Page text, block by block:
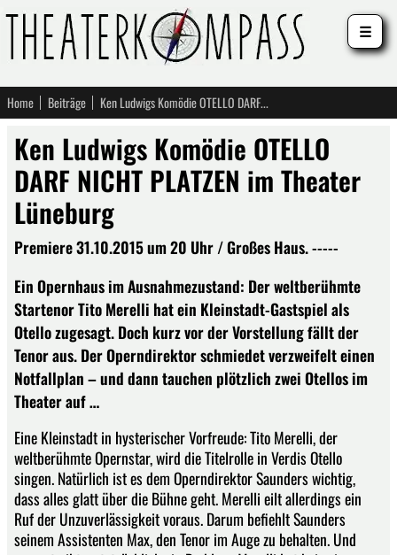
Home Beiträge Ken Ludwigs Komödie OTELLO DARF NICHT PLATZEN im Theater Lüneburg
Ken Ludwigs Komödie OTELLO
DARF NICHT PLATZEN im Theater
Lüneburg
Premiere 31.10.2015 um 20 Uhr / Großes Haus. -----
Ein Opernhaus im Ausnahmezustand: Der weltberühmte
Startenor Tito Merelli hat ein Kleinstadt-Gastspiel als
Otello zugesagt. Doch kurz vor der Vorstellung fällt der
Tenor aus. Der Operndirektor schmiedet verzweifelt einen
Notfallplan – und dann tauchen plötzlich zwei Otellos im
Theater auf …
Eine Kleinstadt in hysterischer Vorfreude: Tito Merelli, der
weltberühmte Opernstar, wird die Titelrolle in Verdis Otello
singen. Natürlich ist es dem Operndirektor Saunders wichtig,
dass alles glatt über die Bühne geht. Merelli eilt allerdings ein
Ruf der Unzuverlässigkeit voraus. Darum befiehlt Saunders
seinem Assistenten Max, den Tenor im Auge zu behalten. Und
☰